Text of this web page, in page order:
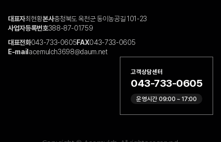
대표자최현황본사충청북도 옥천군 동이농공길 101-23
사업자등록번호388-87-01759
대표전화043-733-0605FAX043-733-0605
E-mail acemulch3698@daum.net
고객상담센터
043-733-0605
운영시간 09:00 ~ 17:00